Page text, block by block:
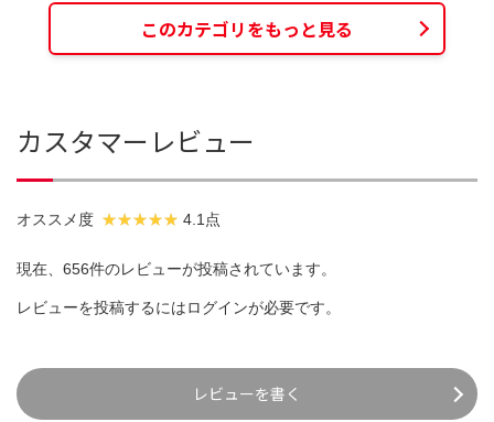
このカテゴリをもっと見る
カスタマーレビュー
オススメ度 4.1点
現在、656件のレビューが投稿されています。
レビューを投稿するにはログインが必要です。
レビューを書く